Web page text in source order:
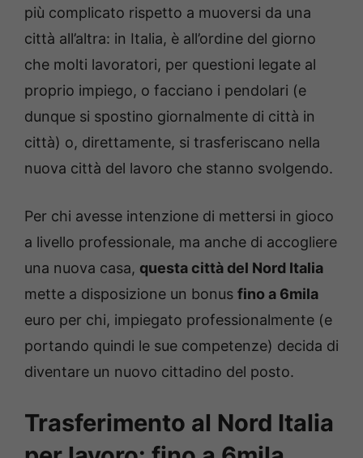
più complicato rispetto a muoversi da una
città all’altra: in Italia, è all’ordine del giorno
che molti lavoratori, per questioni legate al
proprio impiego, o facciano i pendolari (e
dunque si spostino giornalmente di città in
città) o, direttamente, si trasferiscano nella
nuova città del lavoro che stanno svolgendo.
Per chi avesse intenzione di mettersi in gioco
a livello professionale, ma anche di accogliere
una nuova casa, questa città del Nord Italia
mette a disposizione un bonus fino a 6mila
euro per chi, impiegato professionalmente (e
portando quindi le sue competenze) decida di
diventare un nuovo cittadino del posto.
Trasferimento al Nord Italia